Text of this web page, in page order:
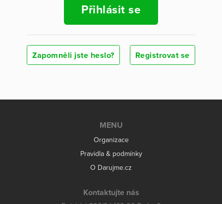
Přihlásit se
Zapomněli jste heslo? Registrovat se
MENU
Organizace
Pravidla & podmínky
O Darujme.cz
Kontaktujte nás